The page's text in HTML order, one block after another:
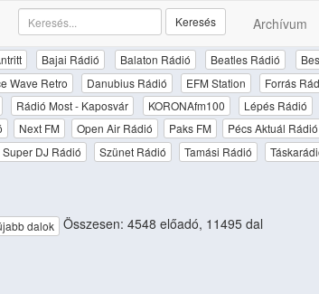
Archívum
Keresés
Bajai Rádió Balaton Rádió Beatles Rádió
Wave Retro Danubius Rádió EFM Station Forrás
Rádió Most - Kaposvár KORONAfm100 Lépés Rádió
Next FM Open Air Rádió Paks FM Pécs Aktuál Rádió
Super DJ Rádió Szünet Rádió Tamási Rádió
dalok Összesen: 4548 előadó, 11495 dal